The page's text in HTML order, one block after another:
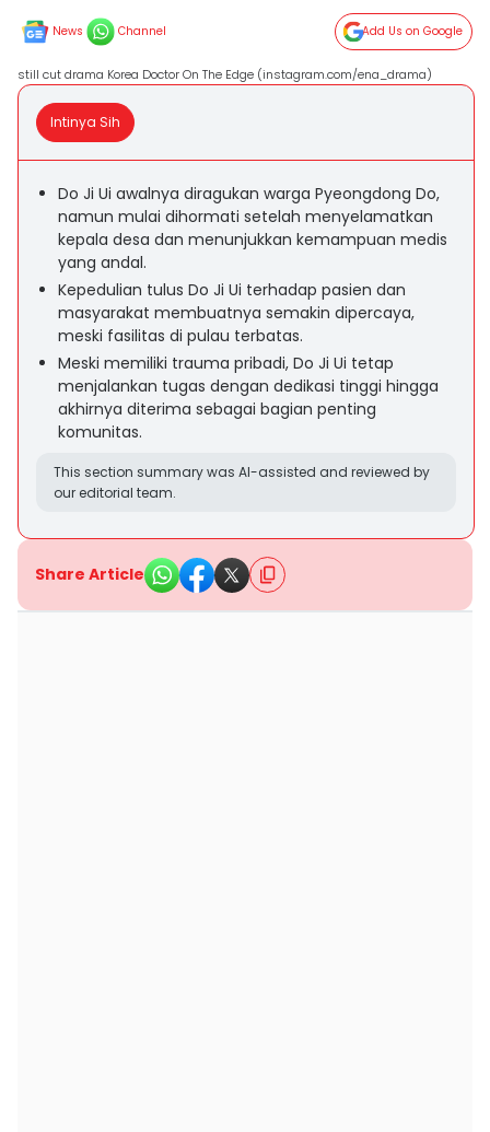
News Channel Add Us on Google
still cut drama Korea Doctor On The Edge (instagram.com/ena_drama)
Intinya Sih
Do Ji Ui awalnya diragukan warga Pyeongdong Do,
namun mulai dihormati setelah menyelamatkan
kepala desa dan menunjukkan kemampuan medis
yang andal.
Kepedulian tulus Do Ji Ui terhadap pasien dan
masyarakat membuatnya semakin dipercaya,
meski fasilitas di pulau terbatas.
Meski memiliki trauma pribadi, Do Ji Ui tetap
menjalankan tugas dengan dedikasi tinggi hingga
akhirnya diterima sebagai bagian penting
komunitas.
This section summary was AI-assisted and reviewed by
our editorial team.
Share Article